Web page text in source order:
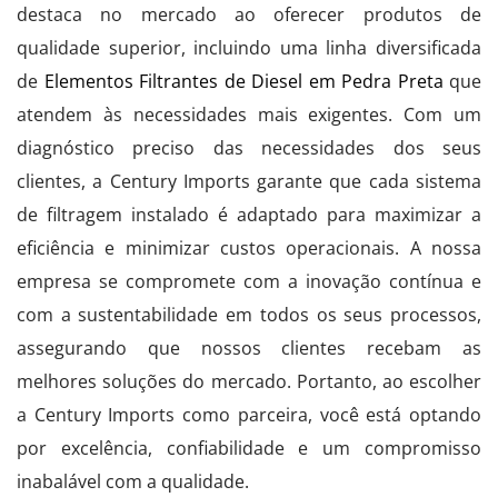
destaca no mercado ao oferecer produtos de
qualidade superior, incluindo uma linha diversificada
de Elementos Filtrantes de Diesel em Pedra Preta que
atendem às necessidades mais exigentes. Com um
diagnóstico preciso das necessidades dos seus
clientes, a Century Imports garante que cada sistema
de filtragem instalado é adaptado para maximizar a
eficiência e minimizar custos operacionais. A nossa
empresa se compromete com a inovação contínua e
com a sustentabilidade em todos os seus processos,
assegurando que nossos clientes recebam as
melhores soluções do mercado. Portanto, ao escolher
a Century Imports como parceira, você está optando
por excelência, confiabilidade e um compromisso
inabalável com a qualidade.